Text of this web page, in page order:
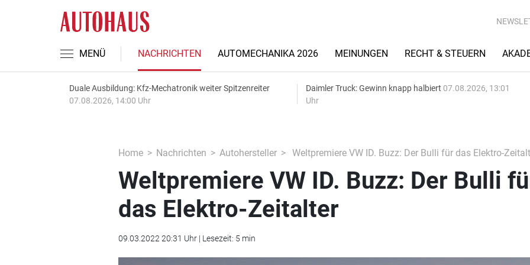
MENÜ NACHRICHTEN AUTOMECHANIKA 2026 MEINUNGEN RECHT & STEUERN
Duale Ausbildung: Kfz-Mechatronik weiter Spitzenreiter
07.08.2026, 14:00 Uhr
Daimler Truck: Gewinn knapp halbiert 07.08.2026, 13:01
Uhr
Home Nachrichten Autohersteller Weltpremiere VW ID. Buzz: Der Bulli für das Elektro-
Weltpremiere VW ID. Buzz: Der Bulli
das Elektro-Zeitalter
09.03.2022 20:31 Uhr | Lesezeit: 5 min